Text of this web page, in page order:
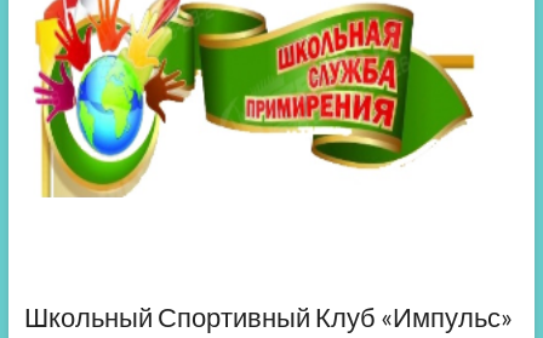
Школьный Спортивный Клуб «Импульс»